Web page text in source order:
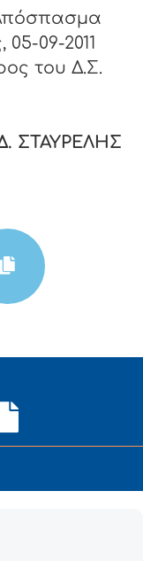
05-09-2011
του Δ.Σ.
ΣΤΑΥΡΕΛΗΣ